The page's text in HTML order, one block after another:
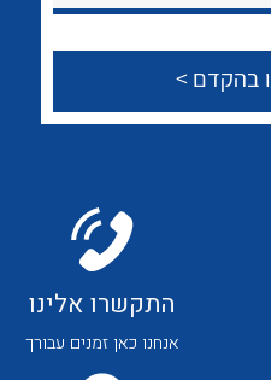
שלנו
תמיכה
לכל מוצרי היצרן
התקשרו אלינו
אנחנו כאן זמנים עבורך